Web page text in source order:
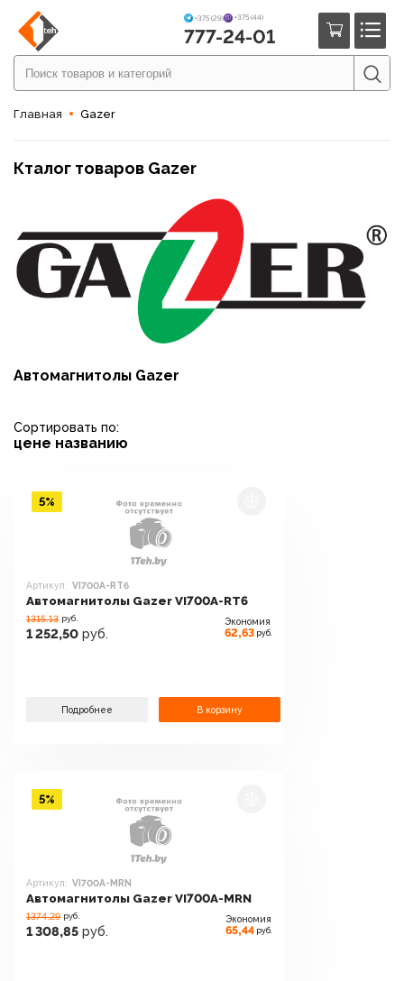
+375 (29) +375 (44)
777-24-01
Главная Gazer
Кталог товаров Gazer
Автомагнитолы Gazer
Сортировать по:
цене названию
Артикул: VI700A-RT6
Автомагнитолы Gazer VI700A-RT6
1315.13 руб.
1 252,50 руб.
Экономия
62,63 руб.
Подробнее В корзину
5%
Артикул: VI700A-MRN
Автомагнитолы Gazer VI700A-MRN
1374.29 руб.
1 308,85 руб.
Экономия
65,44 руб.
5%